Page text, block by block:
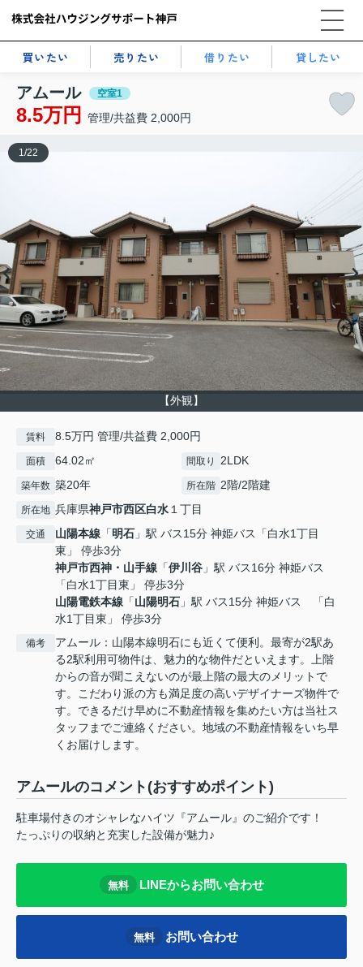
買いたい 売りたい 借りたい 貸したい
アムール 空室1
8.5万円 管理/共益費 2,000円
【外観】
1/22
賃料 8.5万円 管理/共益費 2,000円
面積 64.02㎡ 間取り 2LDK
築年数 築20年 所在階 2階/2階建
所在地 兵庫県神戸市西区白水 １丁目
交通 山陽本線 「明石 」駅 バス15分 神姫バス「白水1丁目
東」 停歩3分
神戸市西神・山手線 「伊川谷 」駅 バス16分 神姫バス
「白水1丁目東」 停歩3分
山陽電鉄本線 「山陽明石 」駅 バス15分 神姫バス 「白
水1丁目東」 停歩3分
備考
アムール：山陽本線明石にも近くて便利。最寄が2駅あ
る2駅利用可物件は、魅力的な物件だといえます。上階
からの音が聞こえないのが最上階の最大のメリットで
す。こだわり派の方も満足度の高いデザイナーズ物件で
す。できるだけ早めに不動産情報を集めたい方は当社ス
タッフまでご連絡ください。地域の不動産情報をいち早
くお届けします。
アムールのコメント(おすすめポイント)
駐車場付きのオシャレなハイツ『アムール』のご紹介です！
たっぷりの収納と充実した設備が魅力♪
無料 LINEからお問い合わせ
無料 お問い合わせ